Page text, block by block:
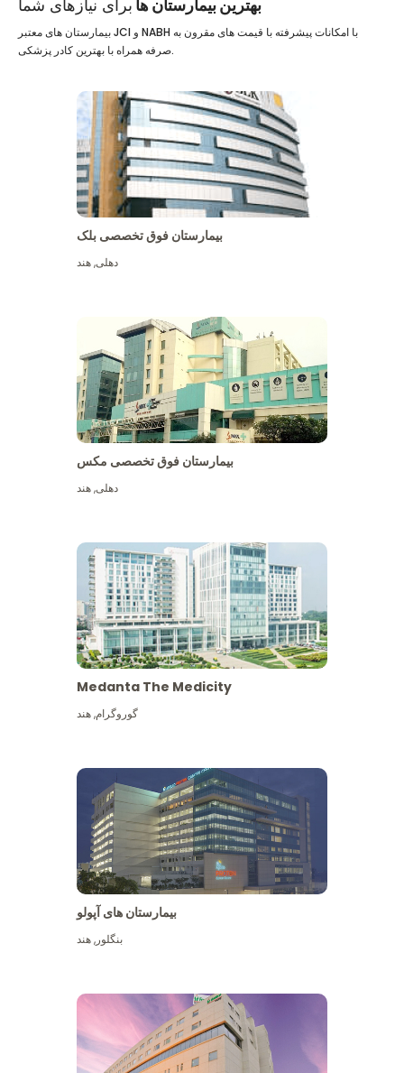
بهترین بیمارستان ها برای نیازهای شما
بیمارستان های معتبر JCI و NABH با امکانات پیشرفته با قیمت های مقرون به
صرفه همراه با بهترین کادر پزشکی.
بیمارستان فوق تخصصی بلک
دهلی,هند
بیمارستان فوق تخصصی مکس
دهلی,هند
Medanta The Medicity
گوروگرام,هند
بیمارستان های آپولو
بنگلور,هند